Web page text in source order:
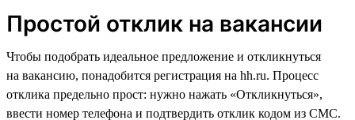
Простой отклик на вакансии
Чтобы подобрать идеальное предложение и откликнуться
на вакансию, понадобится регистрация на hh.ru. Процесс
отклика предельно прост: нужно нажать «Откликнуться»,
ввести номер телефона и подтвердить отклик кодом из СМС.